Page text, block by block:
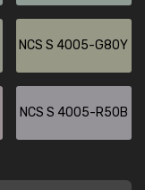
NCS S 4005-G80Y
NCS S 4005-R50B